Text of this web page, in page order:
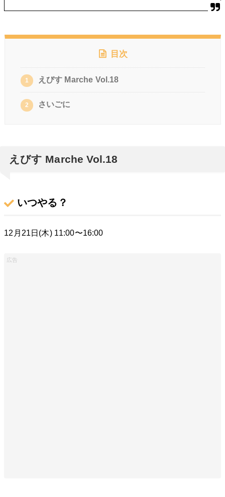
目次
1 えびす Marche Vol.18
2 さいごに
えびす Marche Vol.18
いつやる？
12月21日(木) 11:00〜16:00